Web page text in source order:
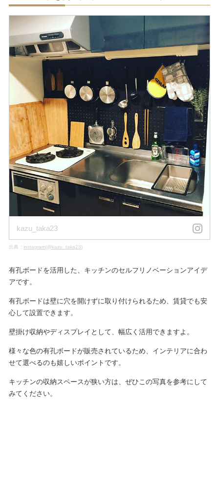
kazu_taka23
出典： instagram(@kazu_taka23)
有孔ボードを活用した、キッチンのセルフリノベーションアイデ
アです。
有孔ボードは壁に穴を開けずに取り付けられるため、賃貸でも安
心して設置できます。
壁掛け収納やディスプレイとして、幅広く活用できますよ。
様々な色の有孔ボードが販売されているため、インテリアに合わ
せて選べるのも嬉しいポイントです。
キッチンの収納スペースが狭い方は、ぜひこの写真を参考にして
みてください。